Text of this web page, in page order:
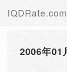
IQDRate.com
2006年01